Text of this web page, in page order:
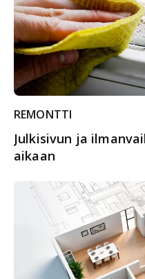
REMONTTI
Julkisivun ja
aikaan